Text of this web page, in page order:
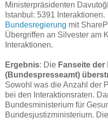
Ministerpräsidenten
Istanbul: 5391 Interaktionen.
Bundesregierung mit
Übergriffen an Silvester am
Interaktionen.
Ergebnis: Die Fanseite
(Bundespresseamt)
Sowohl was die Anzahl der
bei den Interaktionsraten.
Bundesministerium für
Bundesjustizministerium.